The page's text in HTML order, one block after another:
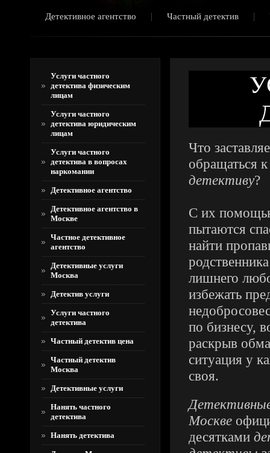
Детективное агентство Частный детектив
Услуги частного
детектива физическим
лицам
Услуги частного
детектива юридическим
лицам
Услуги частного
детектива в вопросах
наркомании
Детективное агентство
Детективное агентство в
Москве
Частное детективное
агентство
Детективные услуги
Москва
Детектив услуги
Услуги частного
детектива
Частный детектив цена
Частный детектив
Москва
Детективные услуги
Нанять частного
детектива
Нанять детектива
Что
обращаться
детективу?
С их
пытаются
найти
лишнего
избежать
по бизнесу,
раскрыв
ситуация у
своя.
Москве
десятками